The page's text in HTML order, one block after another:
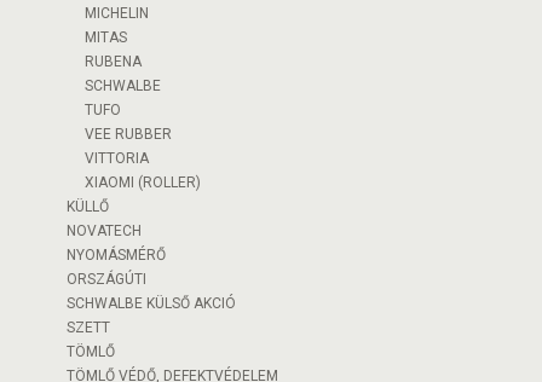
MICHELIN
MITAS
RUBENA
SCHWALBE
TUFO
VEE RUBBER
VITTORIA
XIAOMI (ROLLER)
KÜLLŐ
NOVATECH
NYOMÁSMÉRŐ
ORSZÁGÚTI
SCHWALBE KÜLSŐ AKCIÓ
SZETT
TÖMLŐ
TÖMLŐ VÉDŐ, DEFEKTVÉDELEM